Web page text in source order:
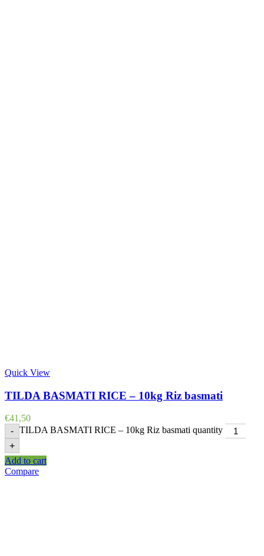
Quick View
TILDA BASMATI RICE – 10kg Riz basmati
€41,50
- TILDA BASMATI RICE – 10kg Riz basmati quantity
+
Add to cart
Compare